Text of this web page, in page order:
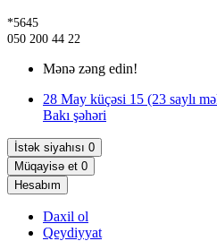
*5645
050 200 44 22
Mənə zəng edin!
28 May küçəsi 15 (23 saylı
Bakı şəhəri
İstək siyahısı 0
Müqayisə et 0
Hesabım
Daxil ol
Qeydiyyat